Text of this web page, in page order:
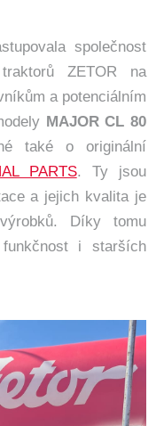
společnost
ZETOR na
a potenciálním
MAJOR CL 80
také o originální
PARTS. Ty jsou
a jejich kvalita je
Díky tomu
i starších